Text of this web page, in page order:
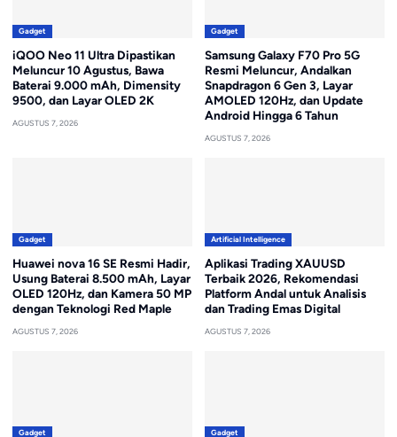
Gadget
iQOO Neo 11 Ultra Dipastikan
Meluncur 10 Agustus, Bawa
Baterai 9.000 mAh, Dimensity
9500, dan Layar OLED 2K
AGUSTUS 7, 2026
Gadget
Samsung Galaxy F70 Pro 5G
Resmi Meluncur, Andalkan
Snapdragon 6 Gen 3, Layar
AMOLED 120Hz, dan Update
Android Hingga 6 Tahun
AGUSTUS 7, 2026
Gadget
Huawei nova 16 SE Resmi Hadir,
Usung Baterai 8.500 mAh, Layar
OLED 120Hz, dan Kamera 50 MP
dengan Teknologi Red Maple
AGUSTUS 7, 2026
Artificial Intelligence
Aplikasi Trading XAUUSD
Terbaik 2026, Rekomendasi
Platform Andal untuk Analisis
dan Trading Emas Digital
AGUSTUS 7, 2026
Gadget Gadget